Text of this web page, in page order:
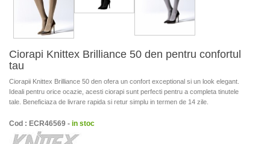
Ciorapi Knittex Brilliance 50 den pentru confortul
tau
Ciorapii Knittex Brilliance 50 den ofera un confort exceptional si un look elegant.
Ideali pentru orice ocazie, acesti ciorapi sunt perfecti pentru a completa tinutele
tale. Beneficiaza de livrare rapida si retur simplu in termen de 14 zile.
Cod : ECR46569 - in stoc